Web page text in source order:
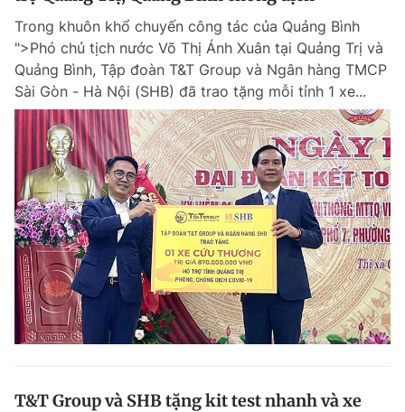
Giấy phép xuất bản số 110/GP - BTTTT cấp ngày 24.3.2020
© 2003-2026 Bản quyền thuộc về Báo Thanh Niên. Cấm sao chép
dưới mọi hình thức nếu không có sự chấp thuận bằng văn bản.
Phát triển bởi ePi Technologies, JSC.
Trong khuôn khổ chuyến công tác của Quảng Bình
">Phó chủ tịch nước Võ Thị Ánh Xuân tại Quảng Trị và
Quảng Bình, Tập đoàn T&T Group và Ngân hàng TMCP
Sài Gòn - Hà Nội (SHB) đã trao tặng mỗi tỉnh 1 xe...
T&T Group và SHB tặng kit test nhanh và xe